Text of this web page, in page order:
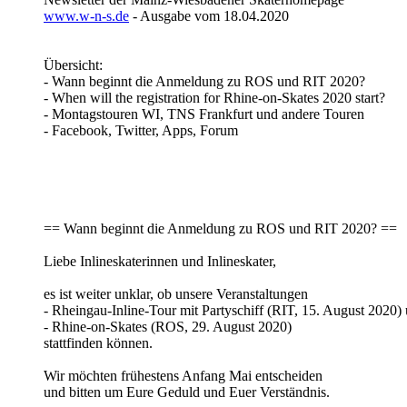
www.w-n-s.de - Ausgabe vom 18.04.2020
Übersicht:
- Wann beginnt die Anmeldung zu ROS und RIT 2020?
- When will the registration for Rhine-on-Skates 2020 start?
- Montagstouren WI, TNS Frankfurt und andere Touren
- Facebook, Twitter, Apps, Forum
== Wann beginnt die Anmeldung zu ROS und RIT 2020? ==
Liebe Inlineskaterinnen und Inlineskater,
es ist weiter unklar, ob unsere Veranstaltungen
- Rheingau-Inline-Tour mit Partyschiff (RIT, 15. August 2020)
- Rhine-on-Skates (ROS, 29. August 2020)
stattfinden können.
Wir möchten frühestens Anfang Mai entscheiden
und bitten um Eure Geduld und Euer Verständnis.